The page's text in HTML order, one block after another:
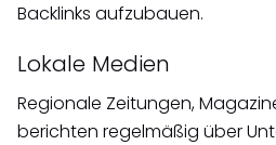
Backlinks aufzubauen.
Lokale Medien
Regionale Zeitungen,
berichten regelmäßig über